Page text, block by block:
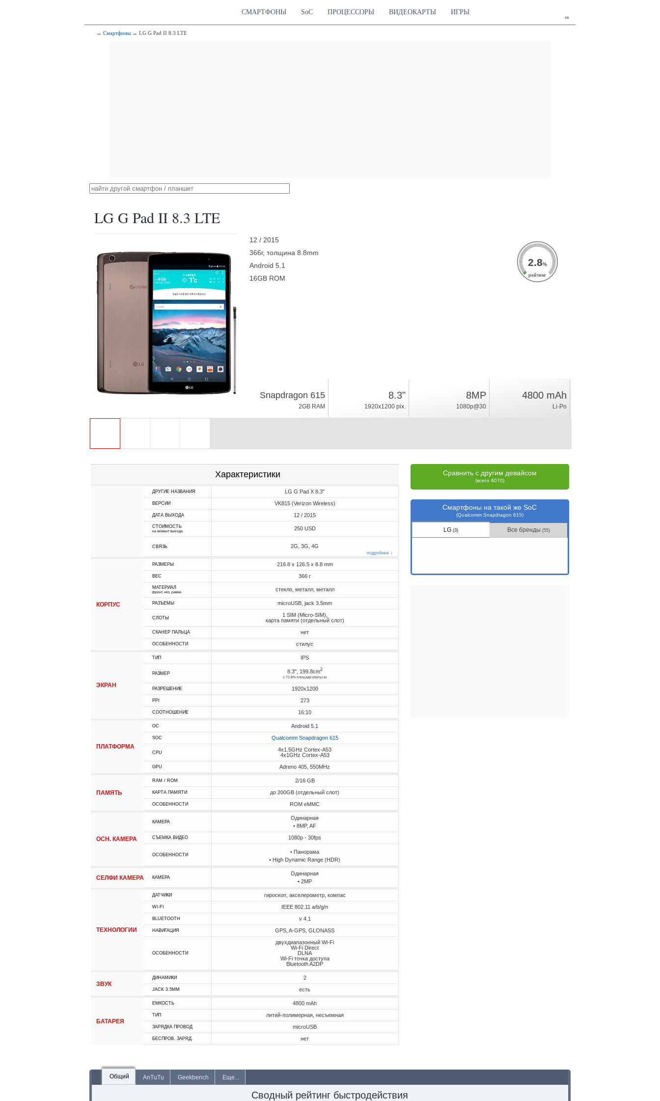
ru
СМАРТФОНЫ SoC ПРОЦЕССОРЫ ВИДЕОКАРТЫ ИГРЫ
→ Смартфоны → LG G Pad II 8.3 LTE
LG G Pad II 8.3 LTE
12 / 2015
366г, толщина 8.8mm
Android 5.1
16GB ROM
2.8%
рейтинг
Snapdragon 615
2GB RAM
8.3"
1920x1200 pix.
8MP
1080p@30
4800 mAh
Li-Po
Характеристики
ДРУГИЕ НАЗВАНИЯ LG G Pad X 8.3"
ВЕРСИИ VK815 (Verizon Wireless)
ДАТА ВЫХОДА 12 / 2015
СТОИМОСТЬ
на момент выхода 250 USD
СВЯЗЬ 2G, 3G, 4G
подробнее ↓
КОРПУС
РАЗМЕРЫ 216.8 x 126.5 x 8.8 mm
ВЕС 366 г
МАТЕРИАЛ
фронт, низ, рамка стекло, металл, металл
РАЗЪЕМЫ microUSB, jack 3.5mm
СЛОТЫ
1 SIM (Micro-SIM),
карта памяти (отдельный слот)
СКАНЕР ПАЛЬЦА нет
ОСОБЕННОСТИ стилус
ЭКРАН
ТИП IPS
РАЗМЕР 8.3", 199.8cm2
(~72.8% площади корпуса)
РАЗРЕШЕНИЕ 1920x1200
PPI 273
СООТНОШЕНИЕ 16:10
ПЛАТФОРМА
ОС Android 5.1
SOC Qualcomm Snapdragon 615
CPU
4x1.5GHz Cortex-A53
4x1GHz Cortex-A53
GPU Adreno 405, 550MHz
ПАМЯТЬ
RAM / ROM 2/16 GB
КАРТА ПАМЯТИ до 200GB (отдельный слот)
ОСОБЕННОСТИ ROM eMMC
ОСН. КАМЕРА
КАМЕРА
Одинарная
• 8MP, AF
СЪЕМКА ВИДЕО 1080p - 30fps
ОСОБЕННОСТИ
• Панорама
• High Dynamic Range (HDR)
СЕЛФИ КАМЕРА КАМЕРА
Одинарная
• 2MP
ТЕХНОЛОГИИ
ДАТЧИКИ гироскоп, акселерометр, компас
WI-FI IEEE 802.11 a/b/g/n
BLUETOOTH v 4.1
НАВИГАЦИЯ GPS, A-GPS, GLONASS
ОСОБЕННОСТИ
двухдиапазонный Wi-Fi
Wi-Fi Direct
DLNA
Wi-Fi точка доступа
Bluetooth A2DP
ЗВУК
ДИНАМИКИ 2
JACK 3.5MM есть
БАТАРЕЯ
ЕМКОСТЬ 4800 mAh
ТИП литий-полимерная, несъемная
ЗАРЯДКА ПРОВОД microUSB
БЕСПРОВ. ЗАРЯД. нет
Сравнить с другим девайсом
(всего 6070)
Смартфоны на такой же SoC
(Qualcomm Snapdragon 615)
LG(3) Все бренды (55)
Общий AnTuTu Geekbench Еще...
Сводный рейтинг быстродействия